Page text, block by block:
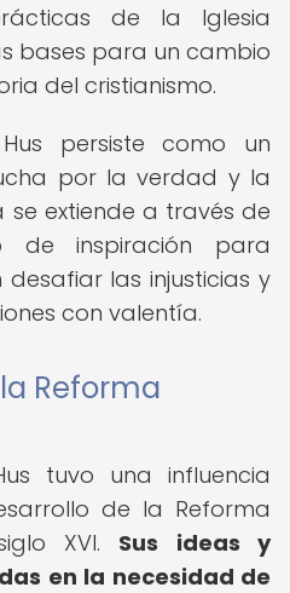
de la Iglesia
bases para un cambio
del cristianismo.
persiste como un
por la verdad y la
se extiende a través de
de inspiración para
las injusticias y
con valentía.
Reforma
tuvo una influencia
de la Reforma
XVI. Sus ideas y
en la necesidad de